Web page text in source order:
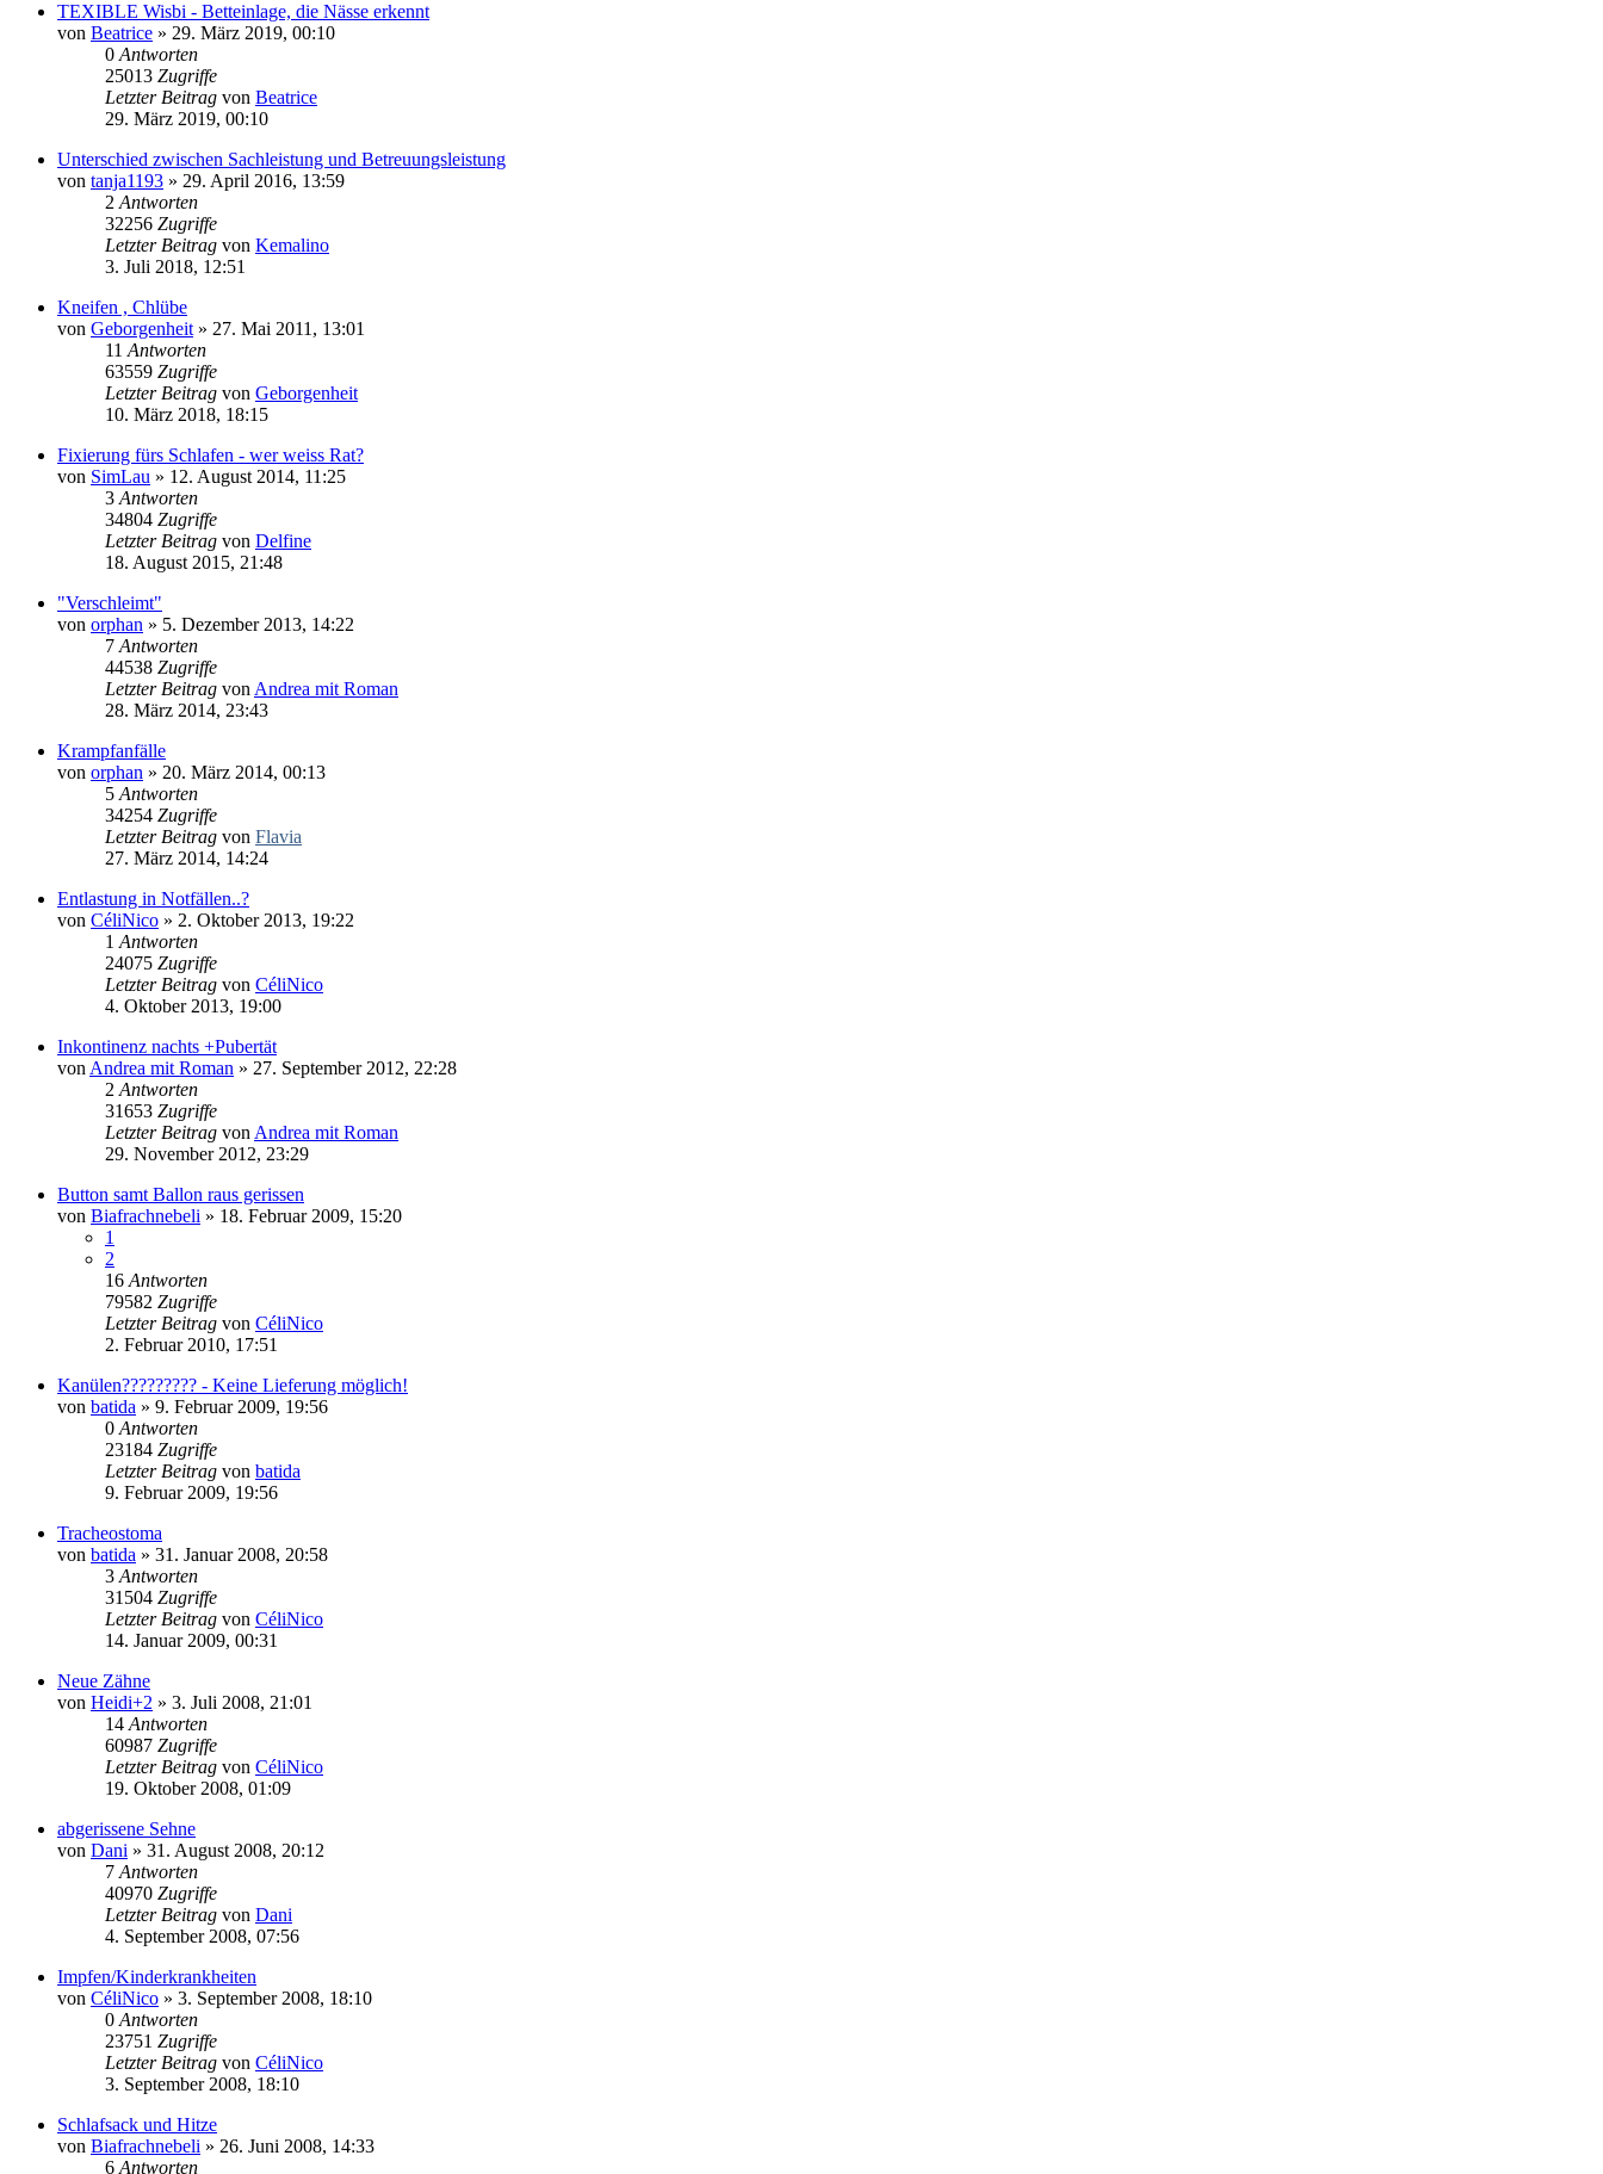
TEXIBLE Wisbi - Betteinlage, die Nässe erkennt
von Beatrice » 29. März 2019, 00:10
0 Antworten
25013 Zugriffe
Letzter Beitrag von Beatrice
29. März 2019, 00:10
Unterschied zwischen Sachleistung und Betreuungsleistung
von tanja1193 » 29. April 2016, 13:59
2 Antworten
32256 Zugriffe
Letzter Beitrag von Kemalino
3. Juli 2018, 12:51
Kneifen , Chlübe
von Geborgenheit » 27. Mai 2011, 13:01
11 Antworten
63559 Zugriffe
Letzter Beitrag von Geborgenheit
10. März 2018, 18:15
Fixierung fürs Schlafen - wer weiss Rat?
von SimLau » 12. August 2014, 11:25
3 Antworten
34804 Zugriffe
Letzter Beitrag von Delfine
18. August 2015, 21:48
"Verschleimt"
von orphan » 5. Dezember 2013, 14:22
7 Antworten
44538 Zugriffe
Letzter Beitrag von Andrea mit Roman
28. März 2014, 23:43
Krampfanfälle
von orphan » 20. März 2014, 00:13
5 Antworten
34254 Zugriffe
Letzter Beitrag von Flavia
27. März 2014, 14:24
Entlastung in Notfällen..?
von CéliNico » 2. Oktober 2013, 19:22
1 Antworten
24075 Zugriffe
Letzter Beitrag von CéliNico
4. Oktober 2013, 19:00
Inkontinenz nachts +Pubertät
von Andrea mit Roman » 27. September 2012, 22:28
2 Antworten
31653 Zugriffe
Letzter Beitrag von Andrea mit Roman
29. November 2012, 23:29
Button samt Ballon raus gerissen
von Biafrachnebeli » 18. Februar 2009, 15:20
1
2
16 Antworten
79582 Zugriffe
Letzter Beitrag von CéliNico
2. Februar 2010, 17:51
Kanülen????????? - Keine Lieferung möglich!
von batida » 9. Februar 2009, 19:56
0 Antworten
23184 Zugriffe
Letzter Beitrag von batida
9. Februar 2009, 19:56
Tracheostoma
von batida » 31. Januar 2008, 20:58
3 Antworten
31504 Zugriffe
Letzter Beitrag von CéliNico
14. Januar 2009, 00:31
Neue Zähne
von Heidi+2 » 3. Juli 2008, 21:01
14 Antworten
60987 Zugriffe
Letzter Beitrag von CéliNico
19. Oktober 2008, 01:09
abgerissene Sehne
von Dani » 31. August 2008, 20:12
7 Antworten
40970 Zugriffe
Letzter Beitrag von Dani
4. September 2008, 07:56
Impfen/Kinderkrankheiten
von CéliNico » 3. September 2008, 18:10
0 Antworten
23751 Zugriffe
Letzter Beitrag von CéliNico
3. September 2008, 18:10
Schlafsack und Hitze
von Biafrachnebeli » 26. Juni 2008, 14:33
6 Antworten